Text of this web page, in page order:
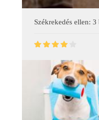
Székrekedés ellen: